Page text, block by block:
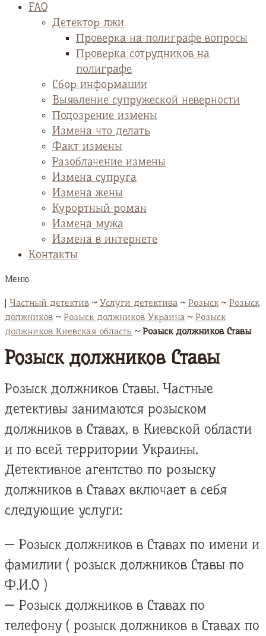
FAQ
Детектор лжи
Проверка на полиграфе вопросы
Проверка сотрудников на
полиграфе
Сбор информации
Выявление супружеской неверности
Подозрение измены
Измена что делать
Факт измены
Разоблачение измены
Измена супруга
Измена жены
Курортный роман
Измена мужа
Измена в интернете
Контакты
Меню
| Частный детектив ~ Услуги детектива ~ Розыск~ Розыск
должников ~ Розыск должников Украина ~ Розыск
должников Киевская область ~ Розыск должников Ставы
Розыск должников Ставы
Розыск должников Ставы. Частные
детективы занимаются розыском
должников в Ставах, в Киевской области
и по всей территории Украины.
Детективное агентство по розыску
должников в Ставах включает в себя
следующие услуги:
— Розыск должников в Ставах по имени и
фамилии ( розыск должников Ставы по
Ф.И.О )
— Розыск должников в Ставах по
телефону ( розыск должников в Ставах по